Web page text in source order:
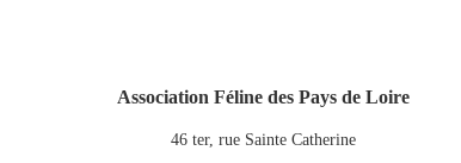
Association Féline des Pays de Loire
46 ter, rue Sainte Catherine